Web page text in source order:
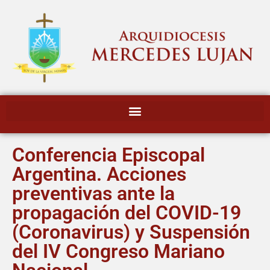
Conferencia Episcopal
Argentina. Acciones
preventivas ante la
propagación del COVID-19
(Coronavirus) y Suspensión
del IV Congreso Mariano